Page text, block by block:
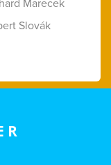
Marecek
Slovák